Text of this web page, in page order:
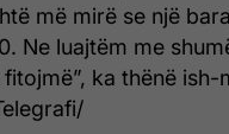
më mirë se një
Ne luajtëm me
ka thënë ish-